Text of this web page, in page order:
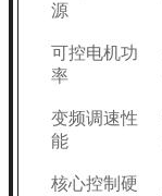
源
可控电机功
率
变频调速性
能
核心控制硬